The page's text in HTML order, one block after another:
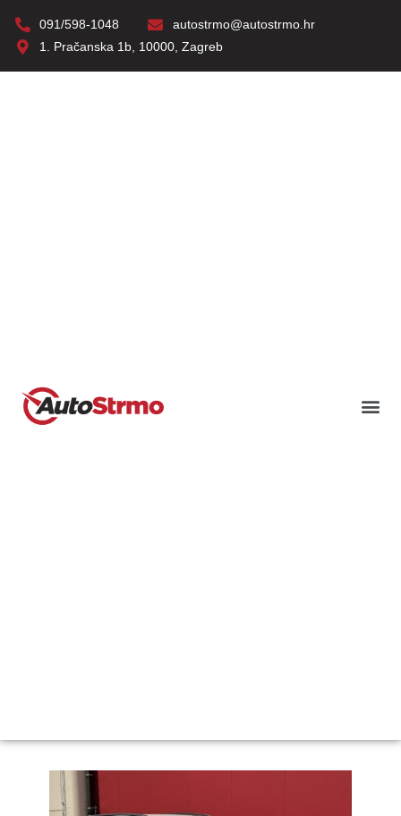
091/598-1048
autostrmo@autostrmo.hr
1. Pračanska 1b, 10000, Zagreb